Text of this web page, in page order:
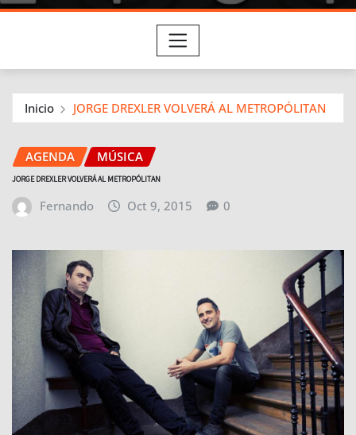
Inicio JORGE DREXLER VOLVERÁ AL METROPÓLITAN
AGENDA MÚSICA
JORGE DREXLER VOLVERÁ AL METROPÓLITAN
Fernando Oct 9, 2015 0